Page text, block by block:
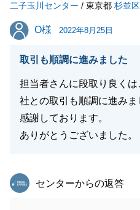
閉
二子玉川センター / 東京都 杉並区
O様
O様 2022年8月25日
取引も順調に進みました
担当者さんに段取り良く
社との取引も順調に進みま
感謝しております。
ありがとうございました。
東急リバブル
センターからの返答